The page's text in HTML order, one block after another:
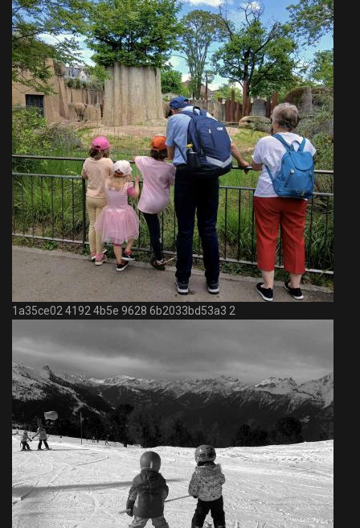
1a35ce02 4192 4b5e 9628 6b2033bd53a3 2